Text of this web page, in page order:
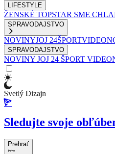
LIFESTYLE
ŽENSKÉ TOPSTAR SME
SPRAVODAJSTVO
NOVINYJOJ 24ŠPORT
SPRAVODAJSTVO
NOVINY JOJ 24 ŠPORT
Svetlý Dizajn
Sledujte svoje
Prehrať